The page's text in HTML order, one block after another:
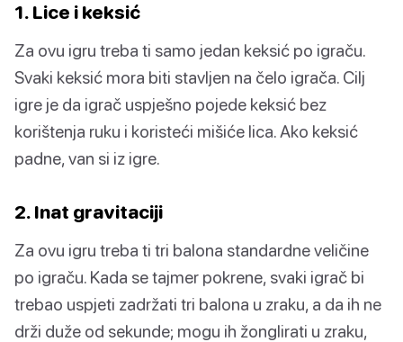
1. Lice i keksić
Za ovu igru treba ti samo jedan keksić po igraču.
Svaki keksić mora biti stavljen na čelo igrača. Cilj
igre je da igrač uspješno pojede keksić bez
korištenja ruku i koristeći mišiće lica. Ako keksić
padne, van si iz igre.
2. Inat gravitaciji
Za ovu igru treba ti tri balona standardne veličine
po igraču. Kada se tajmer pokrene, svaki igrač bi
trebao uspjeti zadržati tri balona u zraku, a da ih ne
drži duže od sekunde; mogu ih žonglirati u zraku,